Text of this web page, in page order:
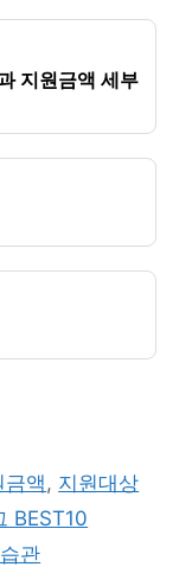
지원금액 세부
금액, 지원대상
BEST10
관